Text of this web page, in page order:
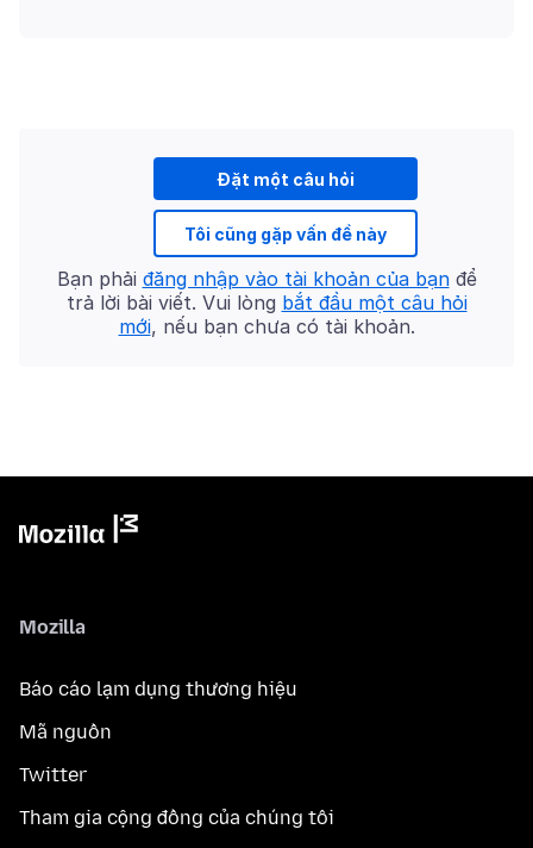
Đặt một câu hỏi
Tôi cũng gặp vấn đề này
Bạn phải đăng nhập vào tài khoản của bạnđể
trả lời bài viết. Vui lòng bắt đầu một câu hỏi
mới, nếu bạn chưa có tài khoản.
Mozilla
Báo cáo lạm dụng thương hiệu
Mã nguồn
Twitter
Tham gia cộng đồng của chúng tôi